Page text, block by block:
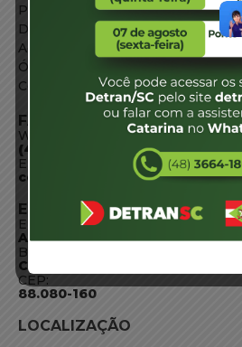
Portal de Serviços
Diário Oficial
Acesso à Informação
Órgãos do Governo
Conheça SC
FALE CONOSCO
WhatsApp:
(48) 3664-1800
E-mail:
ENDEREÇO
Endereço:
Av. Almirante Tamandaré -
Bairro:
Coqueiros, Florianópolis SC
CEP:
88.080-160
LOCALIZAÇÃO